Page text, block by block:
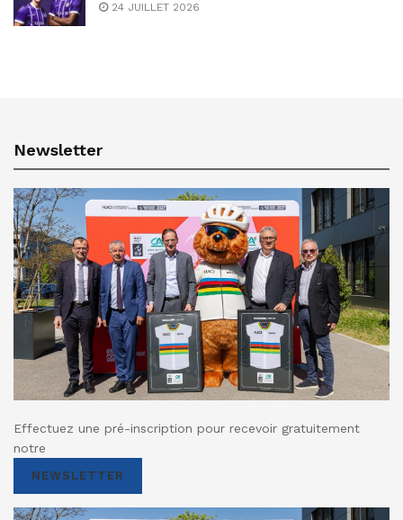
24 JUILLET 2026
Newsletter
Effectuez une pré-inscription pour recevoir gratuitement
notre
NEWSLETTER